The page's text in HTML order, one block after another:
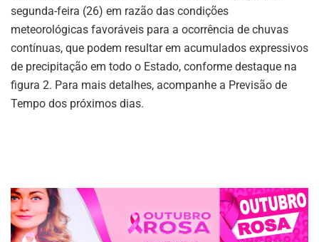
segunda-feira (26) em razão das condições
meteorológicas favoráveis para a ocorrência de chuvas
contínuas, que podem resultar em acumulados expressivos
de precipitação em todo o Estado, conforme destaque na
figura 2. Para mais detalhes, acompanhe a Previsão de
Tempo dos próximos dias.